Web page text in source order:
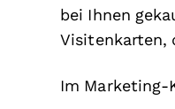
bei Ihnen
Visitenkarten,
Im